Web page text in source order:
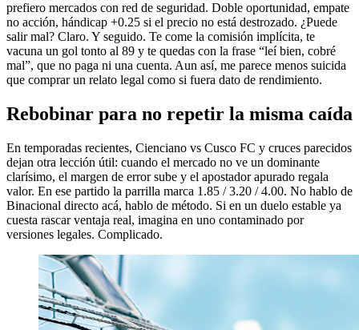
prefiero mercados con red de seguridad. Doble oportunidad, empate
no acción, hándicap +0.25 si el precio no está destrozado. ¿Puede
salir mal? Claro. Y seguido. Te come la comisión implícita, te
vacuna un gol tonto al 89 y te quedas con la frase “leí bien, cobré
mal”, que no paga ni una cuenta. Aun así, me parece menos suicida
que comprar un relato legal como si fuera dato de rendimiento.
Rebobinar para no repetir la misma caída
En temporadas recientes, Cienciano vs Cusco FC y cruces parecidos
dejan otra lección útil: cuando el mercado no ve un dominante
clarísimo, el margen de error sube y el apostador apurado regala
valor. En ese partido la parrilla marca 1.85 / 3.20 / 4.00. No hablo de
Binacional directo acá, hablo de método. Si en un duelo estable ya
cuesta rascar ventaja real, imagina en uno contaminado por
versiones legales. Complicado.